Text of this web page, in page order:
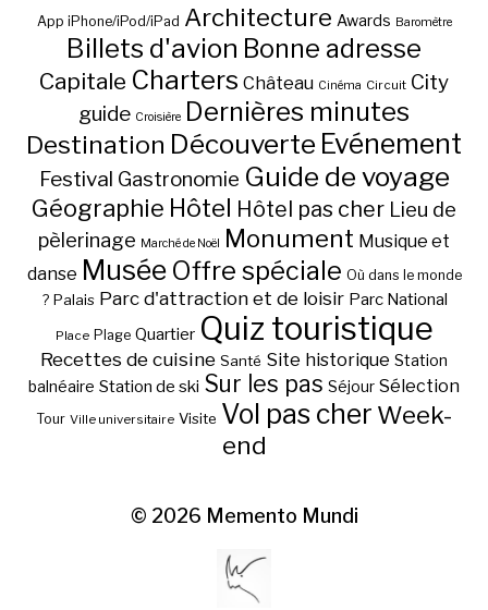
App iPhone/iPod/iPad Architecture Awards Baromètre
Billets d'avion Bonne adresse
Capitale Charters Château Cinéma Circuit City
guide Croisière Dernières minutes
Destination Découverte Evénement
Festival Gastronomie Guide de voyage
Géographie Hôtel Hôtel pas cher Lieu de
pèlerinage Marché de Noël Monument Musique et
danse Musée Offre spéciale Où dans le monde
? Palais Parc d'attraction et de loisir Parc National
Place Plage Quartier Quiz touristique
Recettes de cuisine Santé Site historique Station
balnéaire Station de ski Sur les pas Séjour Sélection
Tour Ville universitaire Visite Vol pas cher Week-
end
© 2026 Memento Mundi